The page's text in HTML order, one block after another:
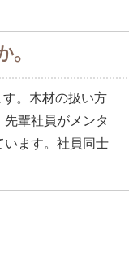
。木材の扱い方
輩社員がメンタ
います。社員同士